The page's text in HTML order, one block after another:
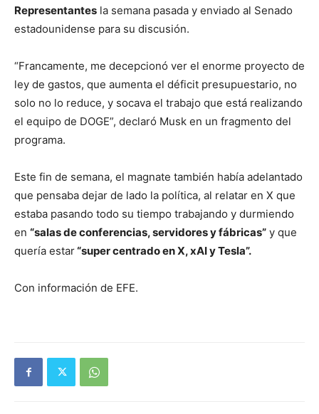
Representantes la semana pasada y enviado al Senado
estadounidense para su discusión.
“Francamente, me decepcionó ver el enorme proyecto de
ley de gastos, que aumenta el déficit presupuestario, no
solo no lo reduce, y socava el trabajo que está realizando
el equipo de DOGE”, declaró Musk en un fragmento del
programa.
Este fin de semana, el magnate también había adelantado
que pensaba dejar de lado la política, al relatar en X que
estaba pasando todo su tiempo trabajando y durmiendo
en “salas de conferencias, servidores y fábricas” y que
quería estar“super centrado en X, xAI y Tesla”.
Con información de EFE.